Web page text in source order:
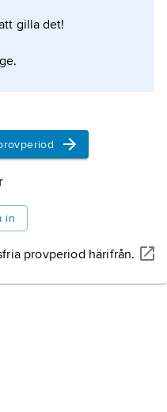
i mitten och
gilla det!
in
provperiod härifrån.